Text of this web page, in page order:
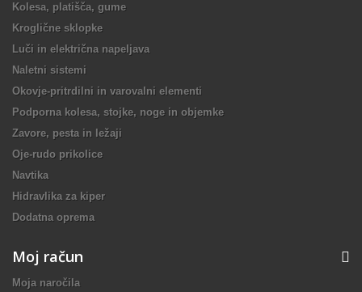
Kolesa, platišča, gume
Kroglične sklopke
Luči in električna napeljava
Naletni sistemi
Okovje-pritrdilni in varovalni elementi
Podporna kolesa, stojke, noge in objemke
Zavore, pesta in ležaji
Oje-rudo prikolice
Navtika
Hidravlika za kiper
Dodatna oprema
Moj račun
Moja naročila